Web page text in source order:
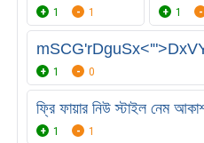
1 1 1
1 0
ফ্রি ফায়ার নিউ স্টাইল নেম
1 1